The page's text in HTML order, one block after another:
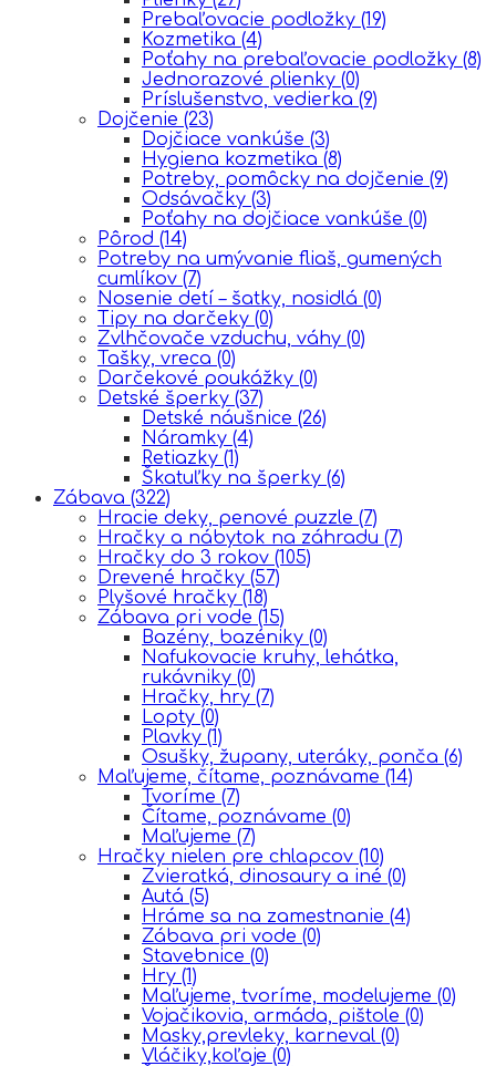
Prebaľovacie podložky (19)
Kozmetika (4)
Poťahy na prebaľovacie podložky (8)
Jednorazové plienky (0)
Príslušenstvo, vedierka (9)
Dojčenie (23)
Dojčiace vankúše (3)
Hygiena kozmetika (8)
Potreby, pomôcky na dojčenie (9)
Odsávačky (3)
Poťahy na dojčiace vankúše (0)
Pôrod (14)
Potreby na umývanie fliaš, gumených
cumlíkov (7)
Nosenie detí – šatky, nosidlá (0)
Tipy na darčeky (0)
Zvlhčovače vzduchu, váhy (0)
Tašky, vreca (0)
Darčekové poukážky (0)
Detské šperky (37)
Detské náušnice (26)
Náramky (4)
Retiazky (1)
Škatuľky na šperky (6)
Zábava (322)
Hracie deky, penové puzzle (7)
Hračky a nábytok na záhradu (7)
Hračky do 3 rokov (105)
Drevené hračky (57)
Plyšové hračky (18)
Zábava pri vode (15)
Bazény, bazéniky (0)
Nafukovacie kruhy, lehátka,
rukávniky (0)
Hračky, hry (7)
Lopty (0)
Plavky (1)
Osušky, župany, uteráky, ponča (6)
Maľujeme, čítame, poznávame (14)
Tvoríme (7)
Čítame, poznávame (0)
Maľujeme (7)
Hračky nielen pre chlapcov (10)
Zvieratká, dinosaury a iné (0)
Autá (5)
Hráme sa na zamestnanie (4)
Zábava pri vode (0)
Stavebnice (0)
Hry (1)
Maľujeme, tvoríme, modelujeme (0)
Vojačikovia, armáda, pištole (0)
Masky,prevleky, karneval (0)
Vláčiky,koľaje (0)